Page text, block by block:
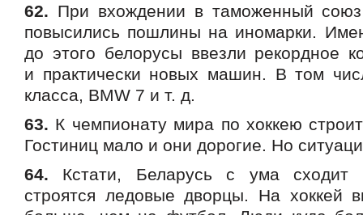
62. При вхождении в таможенный
повысились пошлины на иномарки.
до этого белорусы ввезли рекордное
и практически новых машин. В том
класса, BMW 7 и т. д.
63. К чемпионату мира по хоккею
Гостиниц мало и они дорогие. Но
64. Кстати, Беларусь с ума сходит
строятся ледовые дворцы. На хоккей